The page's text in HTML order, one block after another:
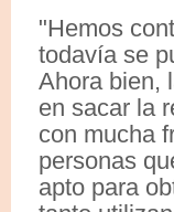
"Hemos
todavía se
Ahora bien,
en sacar la
con mucha
personas
apto para